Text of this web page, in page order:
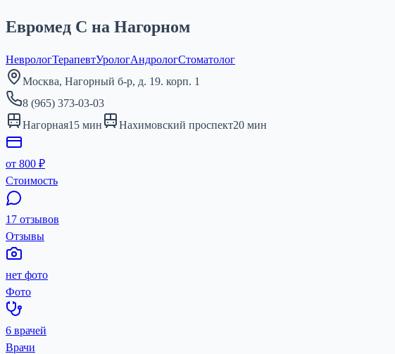
Евромед С на Нагорном
НеврологТерапевтУрологАндрологСтоматолог
Москва, Нагорный б-р, д. 19. корп. 1
8 (965) 373-03-03
Нагорная15 мин Нахимовский проспект20 мин
от 800 ₽
Стоимость
17 отзывов
Отзывы
нет фото
Фото
6 врачей
Врачи